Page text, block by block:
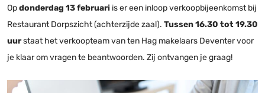
Opdonderdag 13 februari is er een inloop verkoopbijeenkomst bij
Restaurant Dorpszicht (achterzijde zaal). Tussen 16.30 tot 19.30
uurstaat het verkoopteam van ten Hag makelaars Deventer voor
je klaar om vragen te beantwoorden. Zij ontvangen je graag!